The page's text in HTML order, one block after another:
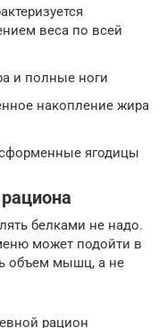
веса по всей
и полные ноги
накопление жира
ягодицы
белками не надо.
может подойти в
объем мышц, а не
рацион